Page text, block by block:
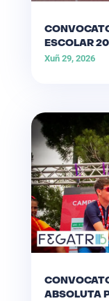
ESCOLAR
Xuñ 29, 2026
ABSOLUTA